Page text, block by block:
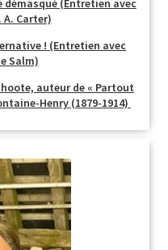
(Entretien avec
A. Carter)
! (Entretien avec
Salm)
auteur de « Partout
Henry (1879-1914)